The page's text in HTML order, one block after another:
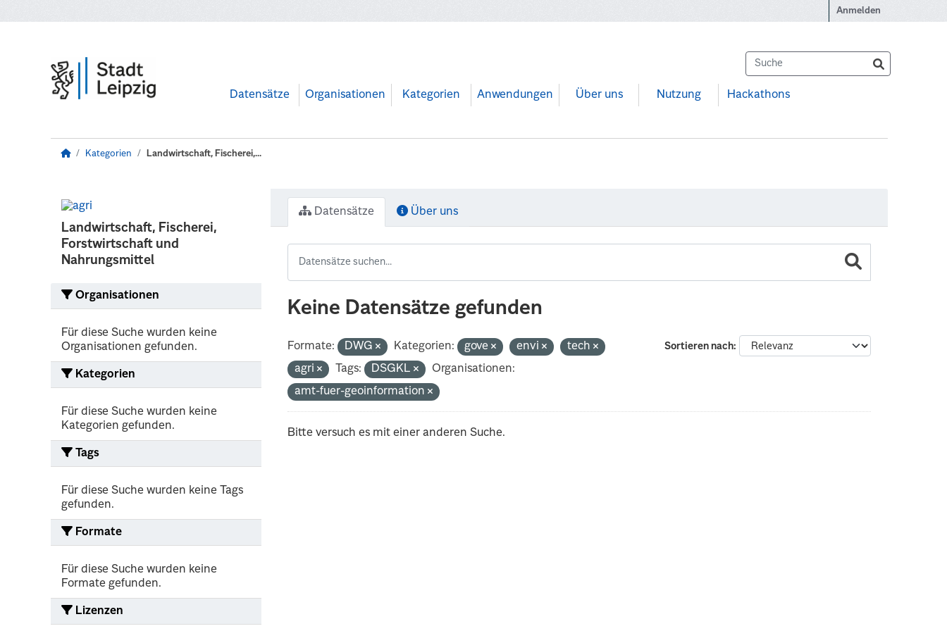
Anmelden
Datensätze Organisationen Kategorien Anwendungen Über uns Nutzung Hackathons
Kategorien Landwirtschaft, Fischerei,...
Landwirtschaft, Fischerei,
Forstwirtschaft und
Nahrungsmittel
Organisationen
Für diese Suche wurden keine
Organisationen gefunden.
Kategorien
Für diese Suche wurden keine
Kategorien gefunden.
Tags
Für diese Suche wurden keine Tags
gefunden.
Formate
Für diese Suche wurden keine
Formate gefunden.
Lizenzen
Datensätze Über uns
Keine Datensätze gefunden
Sortieren nach
Formate: DWG Kategorien: gove envi
tech
agri
Tags: DSGKL
Organisationen:
amt-fuer-geoinformation
Bitte versuch es mit einer anderen Suche.